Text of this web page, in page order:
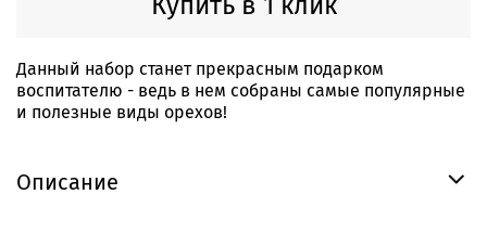
Данный набор станет прекрасным подарком
воспитателю - ведь в нем собраны самые популярные
и полезные виды орехов!
Описание